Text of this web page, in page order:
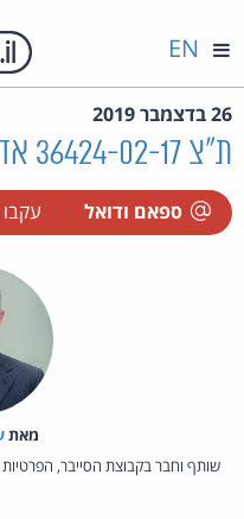
EN
26 בדצמבר 2019
ת"צ 36424-02-17 אדרי נ' קבוצת קידום בע"מ
ספאם ודואל עקבו
מאת‏
שותף וחבר בקבוצת הסייבר, הפרטיות